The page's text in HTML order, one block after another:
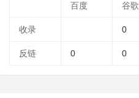
百度 谷歌
收录 0
反链 0 0